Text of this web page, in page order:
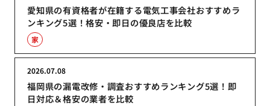
愛知県の有資格者が在籍する電気工事会社おすすめラ
ンキング5選！格安・即日の優良店を比較
家
福岡県の漏電改修・調査おすすめランキング5選！即
日対応＆格安の業者を比較
2026.07.08